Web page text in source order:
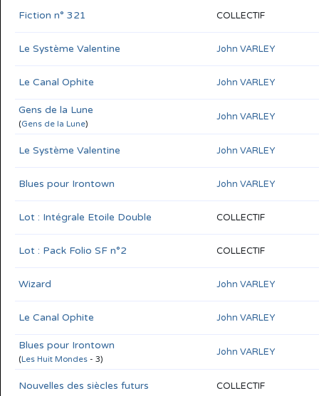
Fiction n° 321 COLLECTIF
Le Système Valentine John VARLEY
Le Canal Ophite John VARLEY
Gens de la Lune
(Gens de la Lune)
John VARLEY
Le Système Valentine John VARLEY
Blues pour Irontown John VARLEY
Lot : Intégrale Etoile Double COLLECTIF
Lot : Pack Folio SF n°2 COLLECTIF
Wizard John VARLEY
Le Canal Ophite John VARLEY
Blues pour Irontown
(Les Huit Mondes - 3)
John VARLEY
Nouvelles des siècles futurs COLLECTIF